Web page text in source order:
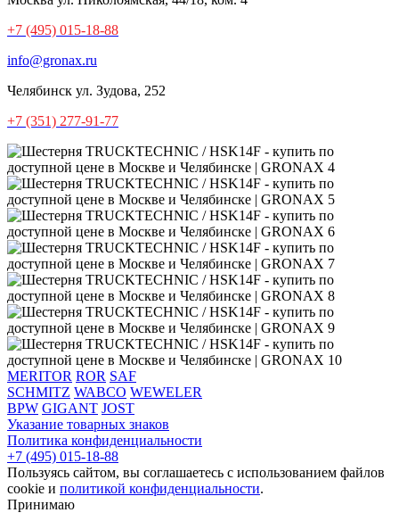
+7 (495) 015-18-88
info@gronax.ru
Челябинск ул. Зудова, 252
+7 (351) 277-91-77
MERITOR ROR SAF
SCHMITZ WABCO WEWELER
BPW GIGANT JOST
Указание товарных знаков
Политика конфиденциальности
+7 (495) 015-18-88
Пользуясь сайтом, вы соглашаетесь с использованием файлов
cookie и политикой конфиденциальности.
Принимаю